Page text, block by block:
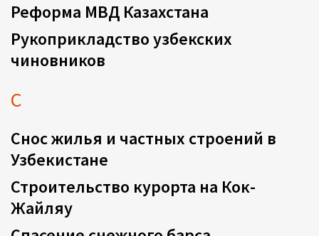
Реформа МВД Казахстана
Рукоприкладство узбекских
чиновников
С
Снос жилья и частных строений в
Узбекистане
Строительство курорта на Кок-
Жайляу